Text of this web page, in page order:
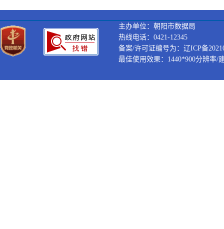
主办单位：朝阳市数据局
热线电话：0421-12345
备案/许可证编号为：辽ICP备
最佳使用效果：1440*900分辨率/